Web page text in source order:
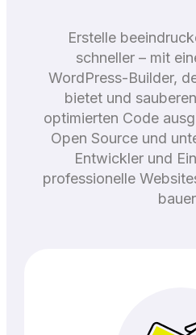
Erstelle
schneller – mit
WordPress-Builder,
bietet und
optimierten Code
Open Source und
Entwickler und
professionelle